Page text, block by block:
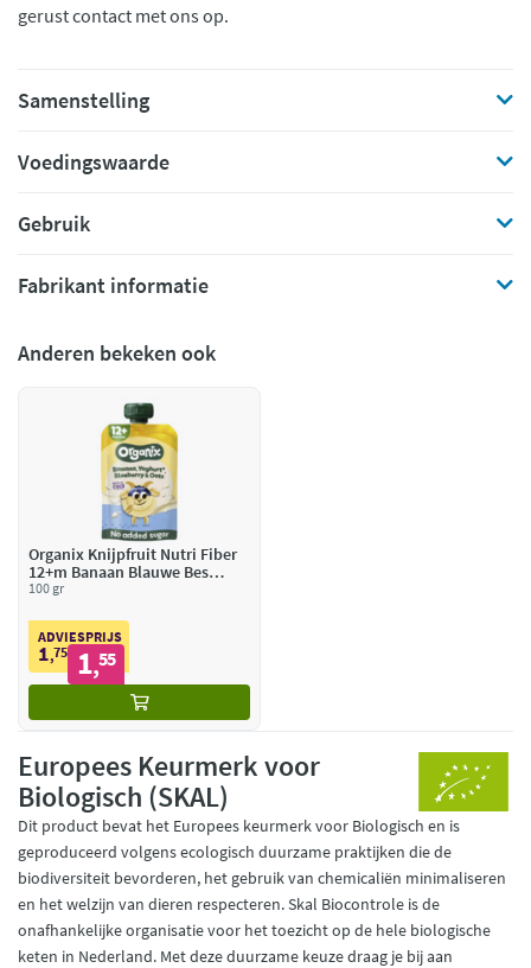
gerust contact met ons op.
Samenstelling
Voedingswaarde
Gebruik
Fabrikant informatie
Anderen bekeken ook
Organix Knijpfruit Nutri Fiber
12+m Banaan Blauwe Bes
Yoghurt BIO
100 gr
ADVIESPRIJS
1,75 1,55
Europees Keurmerk voor
Biologisch (SKAL)
Dit product bevat het Europees keurmerk voor Biologisch en is
geproduceerd volgens ecologisch duurzame praktijken die de
biodiversiteit bevorderen, het gebruik van chemicaliën minimaliseren
en het welzijn van dieren respecteren. Skal Biocontrole is de
onafhankelijke organisatie voor het toezicht op de hele biologische
keten in Nederland. Met deze duurzame keuze draag je bij aan